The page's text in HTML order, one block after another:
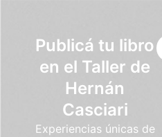
Publicá tu libro
en el Taller de
Hernán
Casciari
Experiencias únicas de